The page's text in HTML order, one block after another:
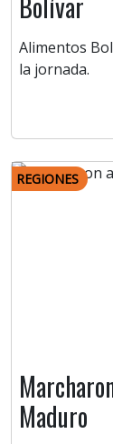
Alimentos
la jornada.
REGIONES
Maduro